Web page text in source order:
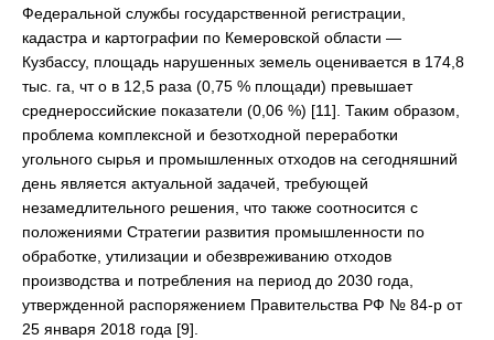
Федеральной службы государственной регистрации,
кадастра и картографии по Кемеровской области —
Кузбассу, площадь нарушенных земель оценивается в 174,8
тыс. га, чт о в 12,5 раза (0,75 % площади) превышает
среднероссийские показатели (0,06 %) [11]. Таким образом,
проблема комплексной и безотходной переработки
угольного сырья и промышленных отходов на сегодняшний
день является актуальной задачей, требующей
незамедлительного решения, что также соотносится с
положениями Стратегии развития промышленности по
обработке, утилизации и обезвреживанию отходов
производства и потребления на период до 2030 года,
утвержденной распоряжением Правительства РФ № 84-р от
25 января 2018 года [9].